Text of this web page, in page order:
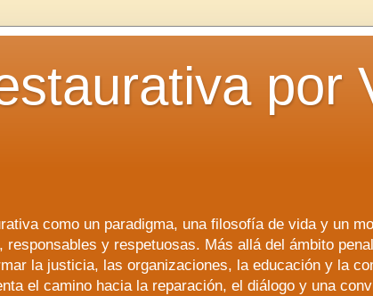
por
como un paradigma, una filosofía de vida y un
responsables y respetuosas. Más allá del ámbito
la justicia, las organizaciones, la educación y la
el camino hacia la reparación, el diálogo y una